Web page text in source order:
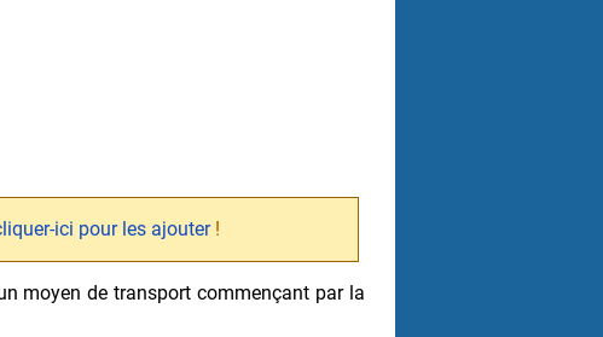
ici pour les ajouter!
moyen de transport commençant par la